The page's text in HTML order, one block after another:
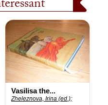
Vasilisa the...
Zheleznova, Irina (ed.);